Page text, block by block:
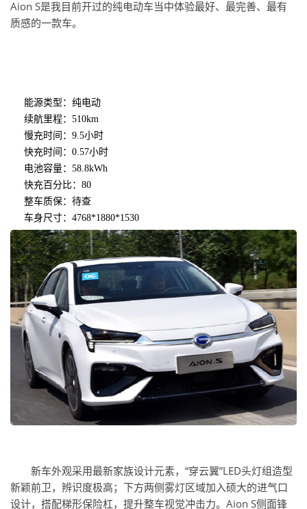
Aion S是我目前开过的纯电动车当中体验最好、最完善、最有
质感的一款车。
能源类型：纯电动
续航里程：510km
慢充时间：9.5小时
快充时间：0.57小时
电池容量：58.8kWh
快充百分比：80
整车质保：待查
车身尺寸：4768*1880*1530
新车外观采用最新家族设计元素，“穿云翼”LED头灯组造型
新颖前卫，辨识度极高；下方两侧雾灯区域加入硕大的进气口
设计，搭配梯形保险杠，提升整车视觉冲击力。Aion S侧面锋